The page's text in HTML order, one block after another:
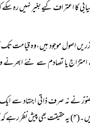
کیے بغیر نہیں رہ سکے کہ
اصول موجود ہیں،وہ قیامت
امتزاج یا تصادم سے نئے
نے نہ صرف ذاتی اجتہاد سے ایک
واسباب کی نشان دہی بھی فرما دی جو اس مسئلے میں